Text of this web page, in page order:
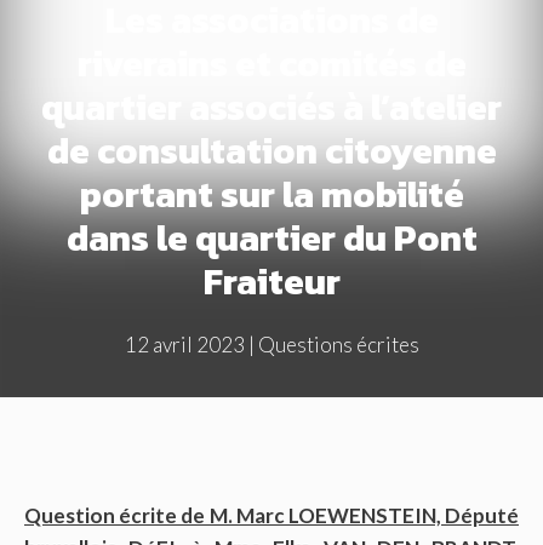
quartier associés à l’atelier
de consultation citoyenne
portant sur la mobilité
dans le quartier du Pont
Fraiteur
12 avril 2023 | Questions écrites
Question écrite de M. Marc LOEWENSTEIN, Député